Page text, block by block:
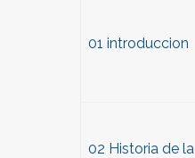
01 introduccion
02 Historia de la